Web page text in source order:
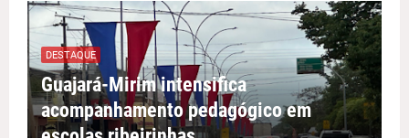
DESTAQUE
Guajará-Mirim intensifica
acompanhamento pedagógico em